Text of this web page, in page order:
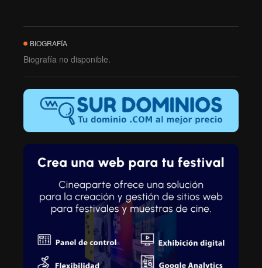
BIOGRAFÍA
Biografía no disponible.